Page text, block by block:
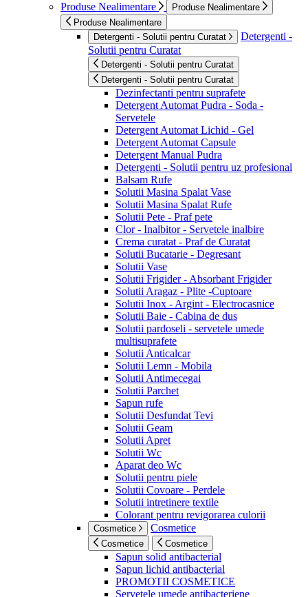
Produse Nealimentare
Produse Nealimentare
Produse Nealimentare
Detergenti - Solutii pentru Curatat
Detergenti -
Solutii pentru Curatat
Detergenti - Solutii pentru Curatat
Detergenti - Solutii pentru Curatat
Dezinfectanti pentru suprafete
Detergent Automat Pudra - Soda -
Servetele
Detergent Automat Lichid - Gel
Detergent Automat Capsule
Detergent Manual Pudra
Detergenti - Solutii pentru uz profesional
Balsam Rufe
Solutii Masina Spalat Vase
Solutii Masina Spalat Rufe
Solutii Pete - Praf pete
Clor - Inalbitor - Servetele inalbire
Crema curatat - Praf de Curatat
Solutii Bucatarie - Degresant
Solutii Vase
Solutii Frigider - Absorbant Frigider
Solutii Aragaz - Plite -Cuptoare
Solutii Inox - Argint - Electrocasnice
Solutii Baie - Cabina de dus
Solutii pardoseli - servetele umede
multisuprafete
Solutii Anticalcar
Solutii Lemn - Mobila
Solutii Antimecegai
Solutii Parchet
Sapun rufe
Solutii Desfundat Tevi
Solutii Geam
Solutii Apret
Solutii Wc
Aparat deo Wc
Solutii pentru piele
Solutii Covoare - Perdele
Solutii intretinere textile
Colorant pentru revigorarea culorii
Cosmetice Cosmetice
Cosmetice Cosmetice
Sapun solid antibacterial
Sapun lichid antibacterial
PROMOTII COSMETICE
Servetele umede antibacteriene